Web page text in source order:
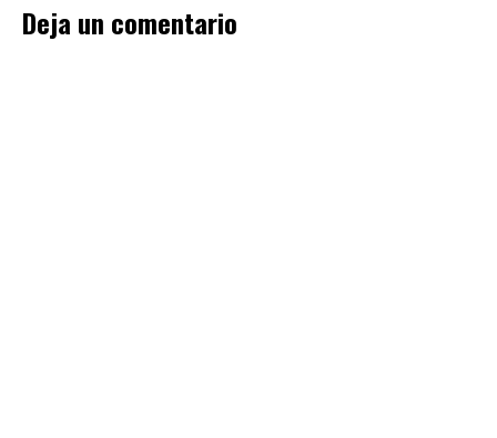
Deja un comentario